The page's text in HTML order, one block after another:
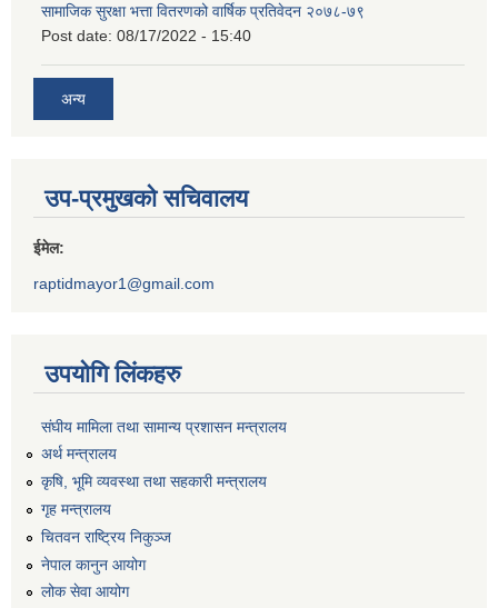
सामाजिक सुरक्षा भत्ता वितरणको वार्षिक प्रतिवेदन २०७८-७९
Post date: 08/17/2022 - 15:40
अन्य
उप-प्रमुखको सचिवालय
ईमेल:
raptidmayor1@gmail.com
उपयोगि लिंकहरु
संघीय मामिला तथा सामान्य प्रशासन मन्त्रालय
अर्थ मन्त्रालय
कृषि, भूमि व्यवस्था तथा सहकारी मन्त्रालय
गृह मन्त्रालय
चितवन राष्ट्रिय निकुञ्ज
नेपाल कानुन आयोग
लोक सेवा आयोग